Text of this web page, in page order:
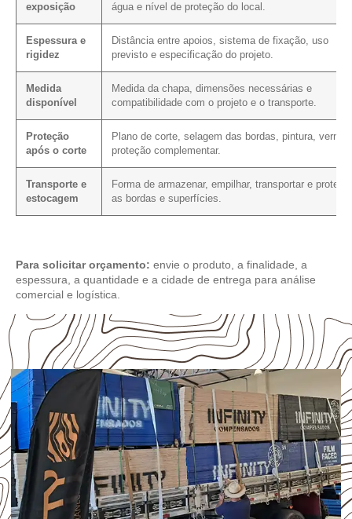
exposição
água e nível de proteção do local.
Espessura e
rigidez
Distância entre apoios, sistema de fixação, uso
previsto e especificação do projeto.
Medida
disponível
Medida da chapa, dimensões necessárias e
compatibilidade com o projeto e o transporte.
Proteção
após o corte
Plano de corte, selagem das bordas, pintura, verniz
proteção complementar.
Transporte e
estocagem
Forma de armazenar, empilhar, transportar e proteger
as bordas e superfícies.
Para solicitar orçamento: envie o produto, a finalidade, a
espessura, a quantidade e a cidade de entrega para análise
comercial e logística.